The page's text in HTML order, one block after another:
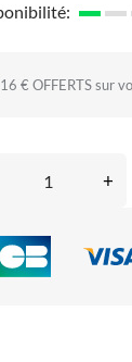
€ OFFERTS sur
+